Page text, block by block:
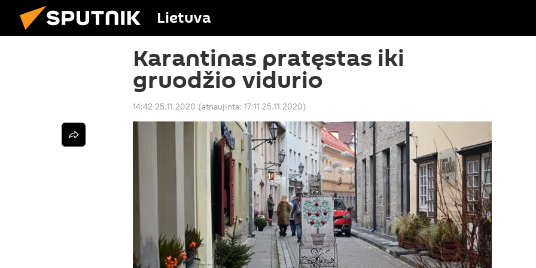
Lietuva
Karantinas pratęstas iki
gruodžio vidurio
14:42 25.11.2020 (atnaujinta: 17:11 25.11.2020)